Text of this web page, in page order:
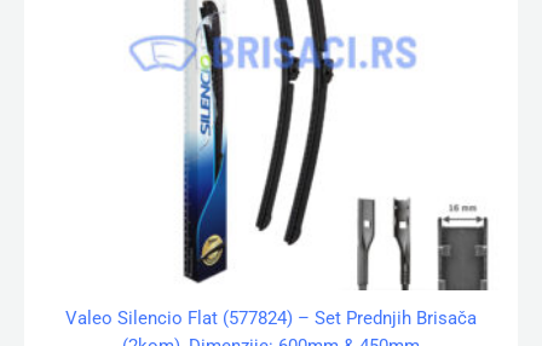
Valeo Silencio Flat (577824) – Set Prednjih Brisača